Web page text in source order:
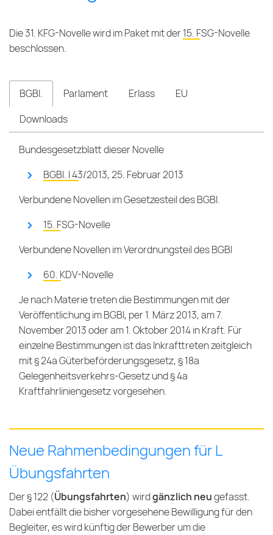
Die 31. KFG-Novelle wird im Paket mit der15. FSG-Novelle
beschlossen.
BGBl. Parlament Erlass
EU
Downloads
Bundesgesetzblatt dieser Novelle
BGBl. I 43/2013, 25. Februar 2013
Verbundene Novellen im Gesetzesteil des BGBl.
15. FSG-Novelle
Verbundene Novellen im Verordnungsteil des BGBl
60. KDV-Novelle
Je nach Materie treten die Bestimmungen mit der
Veröffentlichung im BGBl, per 1. März 2013, am 7.
November 2013 oder am 1. Oktober 2014 in Kraft. Für
einzelne Bestimmungen ist das Inkrafttreten zeitgleich
mit § 24a Güterbeförderungsgesetz, § 18a
Gelegenheitsverkehrs-Gesetz und § 4a
Kraftfahrliniengesetz vorgesehen.
Neue Rahmenbedingungen für L
Übungsfahrten
Der § 122 (Übungsfahrten) wirdgänzlich neugefasst.
Dabei entfällt die bisher vorgesehene Bewilligung für den
Begleiter, es wird künftig der Bewerber um die